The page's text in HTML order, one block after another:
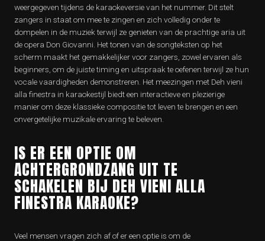
weergegeven tijdens de karaokeversie van het nummer. Dit stelt
zangers in staat om mee te zingen en zich volledig onder te
dompelen in de muziek terwijl ze genieten van de prachtige aria uit
de opera Don Giovanni. Het tonen van de songteksten op het
scherm maakt het gemakkelijker voor zangers, zowel ervaren als
beginners, om de juiste timing en uitspraak te oefenen terwijl ze hun
vocale vaardigheden demonstreren. Het meezingen met Deh vieni
alla finestra in karaokestijl biedt een interactieve en plezierige
manier om deze klassieke compositie tot leven te brengen en een
onvergetelijke muzikale ervaring te beleven.
IS ER EEN OPTIE OM
ACHTERGRONDZANG UIT TE
SCHAKELEN BIJ DEH VIENI ALLA
FINESTRA KARAOKE?
Veel mensen vragen zich af of er een optie is om de